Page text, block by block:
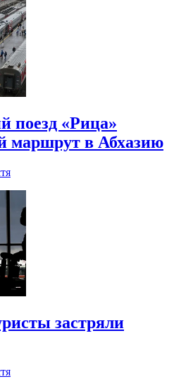
поезд «Рица»
маршрут в Абхазию
застряли